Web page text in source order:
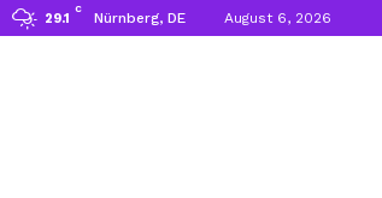
29.1
C
Nürnberg, DE August 6, 2026